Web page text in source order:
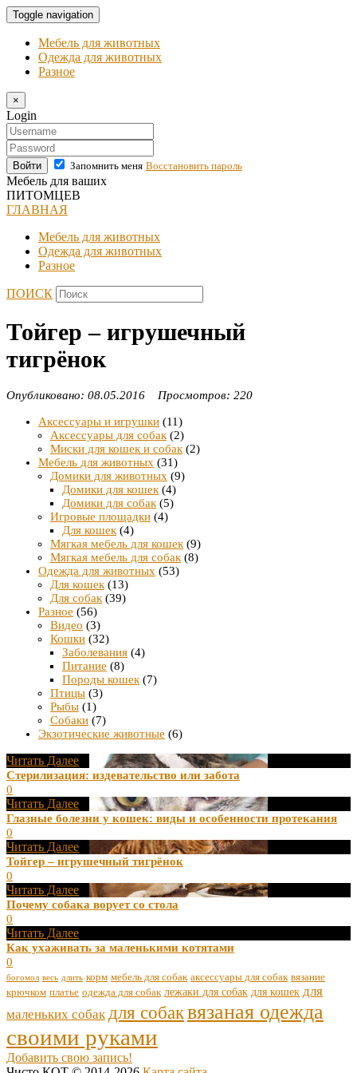
Toggle navigation
Мебель для животных
Одежда для животных
Разное
×
Login
Войти Запомнить меня Восстановить пароль
Мебель для ваших
ПИТОМЦЕВ
ГЛАВНАЯ
Мебель для животных
Одежда для животных
Разное
ПОИСК
Тойгер – игрушечный
тигрёнок
Опубликовано: 08.05.2016 Просмотров: 220
Аксессуары и игрушки (11)
Аксессуары для собак (2)
Миски для кошек и собак (2)
Мебель для животных (31)
Домики для животных (9)
Домики для кошек (4)
Домики для собак (5)
Игровые площадки (4)
Для кошек (4)
Мягкая мебель для кошек (9)
Мягкая мебель для собак (8)
Одежда для животных (53)
Для кошек (13)
Для собак (39)
Разное (56)
Видео (3)
Кошки (32)
Заболевания (4)
Питание (8)
Породы кошек (7)
Птицы (3)
Рыбы (1)
Собаки (7)
Экзотические животные (6)
Читать Далее
Стерилизация: издевательство или забота
0
Читать Далее
Глазные болезни у кошек: виды и особенности протекания
0
Читать Далее
Тойгер – игрушечный тигрёнок
0
Читать Далее
Почему собака ворует со стола
0
Читать Далее
Как ухаживать за маленькими котятами
0
богомол весь длить корм мебель для собак аксессуары для собак вязание
крючком платье одежда для собак лежаки для собак для кошек для
маленьких собак для собаквязаная одежда
своими руками
Добавить свою запись!